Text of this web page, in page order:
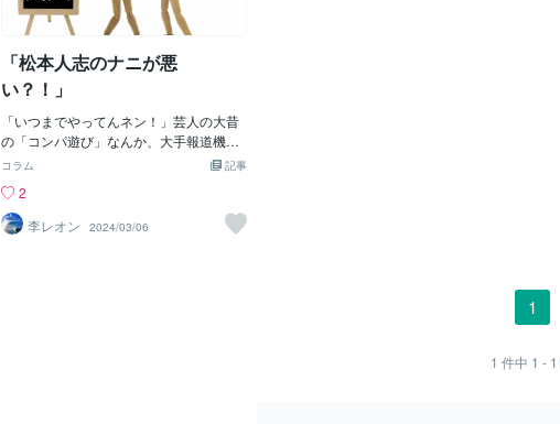
「松本人志のナニが悪
い？！」
「いつまでやってんネン！」芸人の大昔
の「コンパ遊び」なんか、大手報道機関
や、新聞雑誌が、何か月も報道する意味
ボイ！」８年前？だかの「芸人のお遊び
ネタ？！」だっけ？「女の子」を手配な
んて、どの国もどの会社もどの大学もど
記事
コラム
2
李レオン
2024/03/06
1
1 件中 1 - 1